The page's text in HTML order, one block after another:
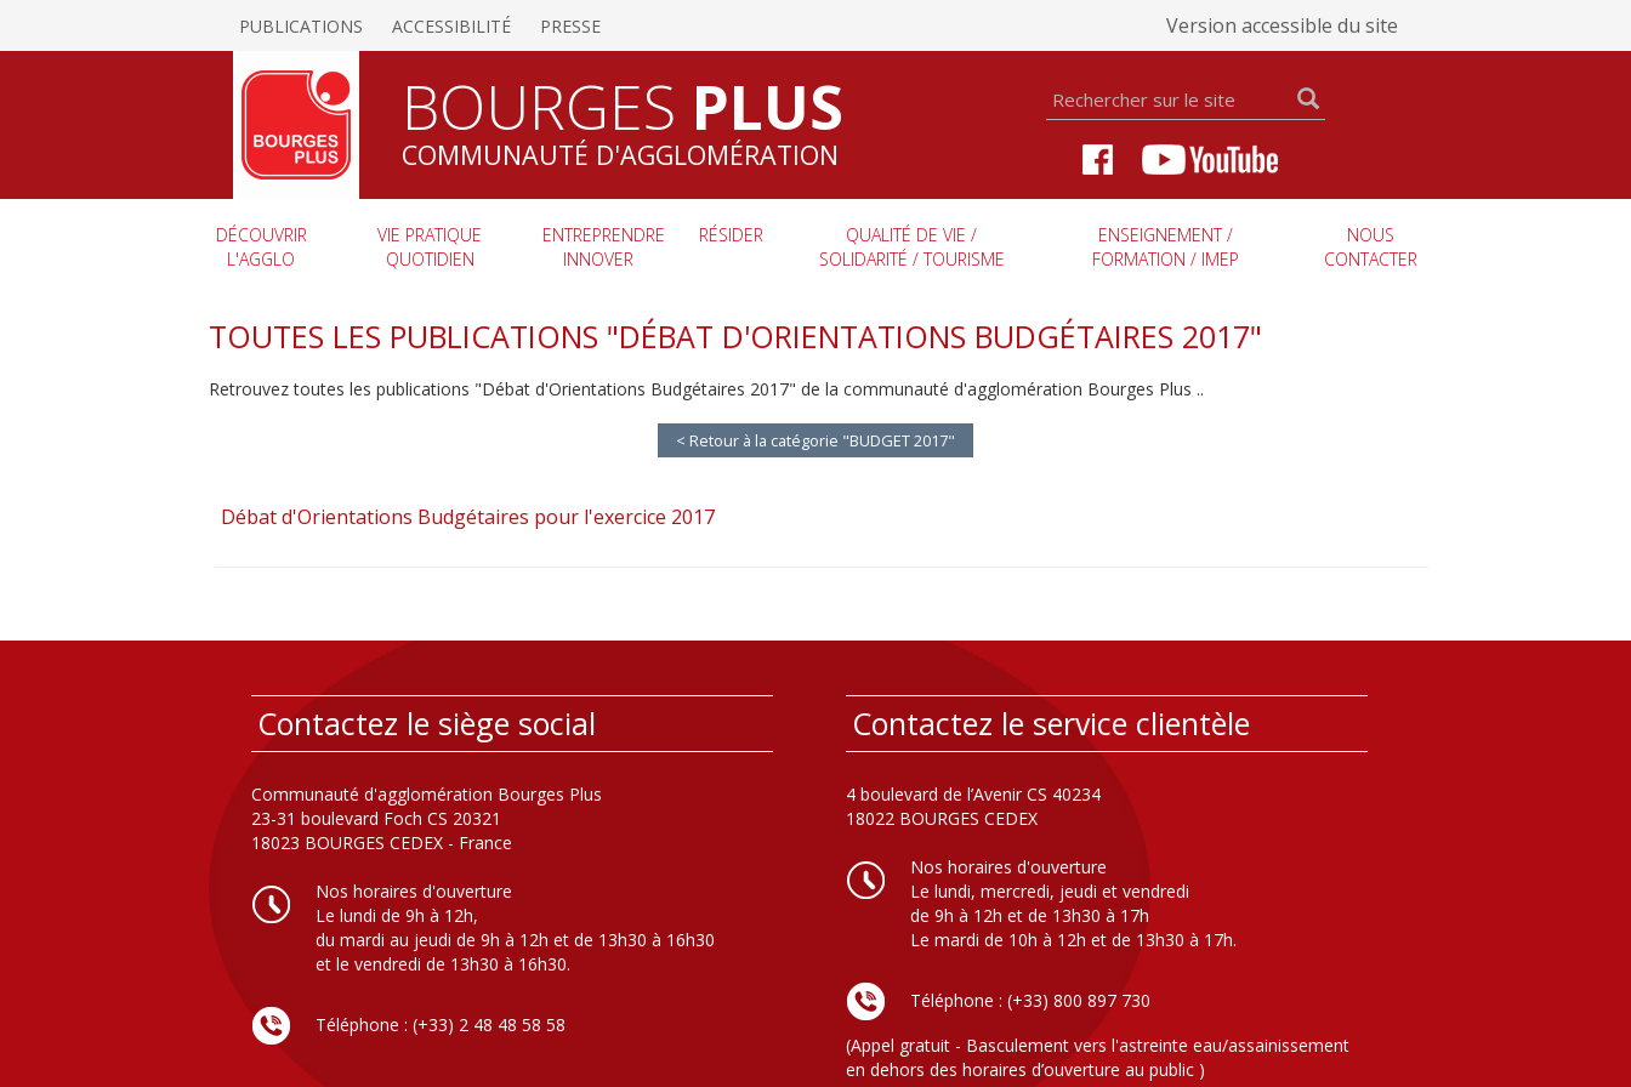
PUBLICATIONS ACCESSIBILITÉ PRESSE Version accessible du site
BOURGES PLUS
COMMUNAUTÉ D'AGGLOMÉRATION
DÉCOUVRIR
L'AGGLO
VIE PRATIQUE
QUOTIDIEN
ENTREPRENDRE
INNOVER
RÉSIDER
QUALITÉ DE VIE /
SOLIDARITÉ / TOURISME
ENSEIGNEMENT /
FORMATION / IMEP
NOUS
CONTACTER
TOUTES LES PUBLICATIONS "DÉBAT D'ORIENTATIONS BUDGÉTAIRES 2017"
Retrouvez toutes les publications "Débat d'Orientations Budgétaires 2017" de la communauté d'agglomération Bourges Plus ..
< Retour à la catégorie "BUDGET 2017"
Débat d'Orientations Budgétaires pour l'exercice 2017
Contactez le siège social
Communauté d'agglomération Bourges Plus
23-31 boulevard Foch CS 20321
18023 BOURGES CEDEX - France
Nos horaires d'ouverture
Le lundi de 9h à 12h,
du mardi au jeudi de 9h à 12h et de 13h30 à 16h30
et le vendredi de 13h30 à 16h30.
Téléphone : (+33) 2 48 48 58 58
Contactez le service clientèle
4 boulevard de l’Avenir CS 40234
18022 BOURGES CEDEX
Nos horaires d'ouverture
Le lundi, mercredi, jeudi et vendredi
de 9h à 12h et de 13h30 à 17h
Le mardi de 10h à 12h et de 13h30 à 17h.
Téléphone : (+33) 800 897 730
(Appel gratuit - Basculement vers l'astreinte eau/assainissement
en dehors des horaires d’ouverture au public )